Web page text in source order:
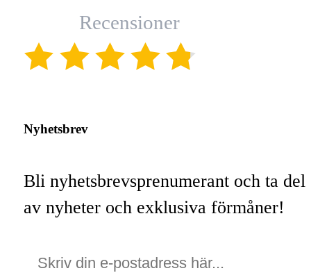
Recensioner
Nyhetsbrev
Bli nyhetsbrevsprenumerant och ta del
av nyheter och exklusiva förmåner!